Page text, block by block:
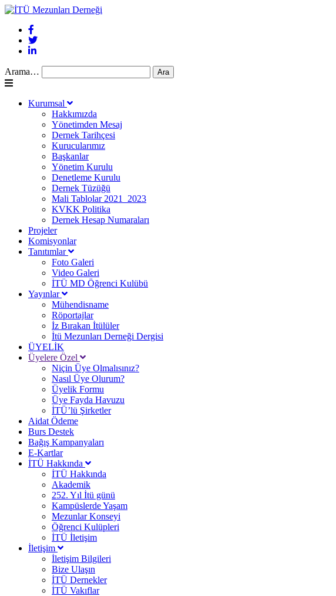
Arama…
Kurumsal
Hakkımızda
Yönetimden Mesaj
Dernek Tarihçesi
Kurucularımız
Başkanlar
Yönetim Kurulu
Denetleme Kurulu
Dernek Tüzüğü
Mali Tablolar 2021_2023
KVKK Politika
Dernek Hesap Numaraları
Projeler
Komisyonlar
Tanıtımlar
Foto Galeri
Video Galeri
İTÜ MD Öğrenci Kulübü
Yayınlar
Mühendisname
Röportajlar
İz Bırakan İtülüler
İtü Mezunları Derneği Dergisi
ÜYELİK
Üyelere Özel
Niçin Üye Olmalısınız?
Nasıl Üye Olurum?
Üyelik Formu
Üye Fayda Havuzu
İTÜ’lü Şirketler
Aidat Ödeme
Burs Destek
Bağış Kampanyaları
E-Kartlar
İTÜ Hakkında
İTÜ Hakkında
Akademik
252. Yıl İtü günü
Kampüslerde Yaşam
Mezunlar Konseyi
Öğrenci Kulüpleri
İTÜ İletişim
İletişim
İletişim Bilgileri
Bize Ulaşın
İTÜ Dernekler
İTÜ Vakıflar